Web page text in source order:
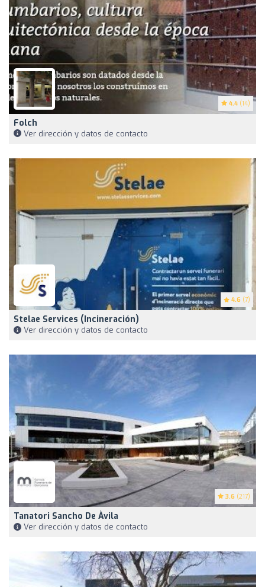
4.4 (14)
Folch
Ver dirección y datos de contacto
4.6 (7)
Stelae Services (Incineración)
Ver dirección y datos de contacto
3.6 (217)
Tanatori Sancho De Àvila
Ver dirección y datos de contacto